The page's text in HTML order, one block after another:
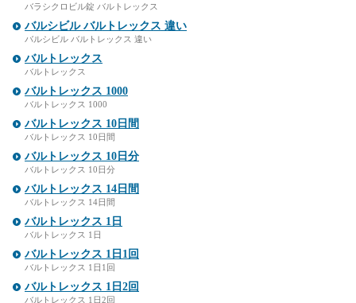
バラシクロビル錠 バルトレックス
バルシビル バルトレックス 違い
バルシビル バルトレックス 違い
バルトレックス
バルトレックス
バルトレックス 1000
バルトレックス 1000
バルトレックス 10日間
バルトレックス 10日間
バルトレックス 10日分
バルトレックス 10日分
バルトレックス 14日間
バルトレックス 14日間
バルトレックス 1日
バルトレックス 1日
バルトレックス 1日1回
バルトレックス 1日1回
バルトレックス 1日2回
バルトレックス 1日2回